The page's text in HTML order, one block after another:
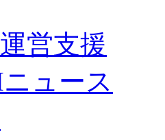
営支援
ュース